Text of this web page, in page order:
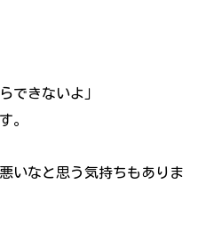
できないよ」
。
いなと思う気持ちもありま